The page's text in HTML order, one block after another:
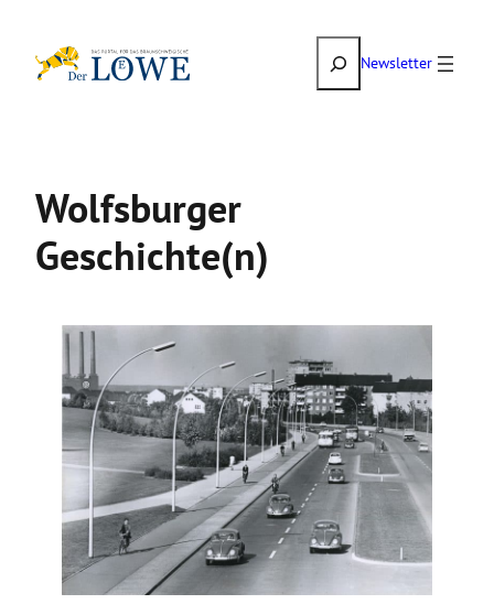
Inhalt
SuchenNewsletter
Wolfsburger
Geschichte(n)